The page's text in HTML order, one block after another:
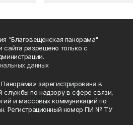
"Благовещенская панорама"
сайта разрешено только с
данных
зарегистрирована в
службы по надзору в сфере связи,
и массовых коммуникаций по
Регистрационный номер ПИ № ТУ